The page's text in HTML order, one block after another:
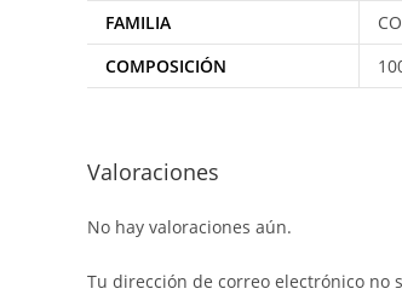
FAMILIA
COMPOSICIÓN
Valoraciones
No hay valoraciones aún.
Tu dirección de correo electrónico no